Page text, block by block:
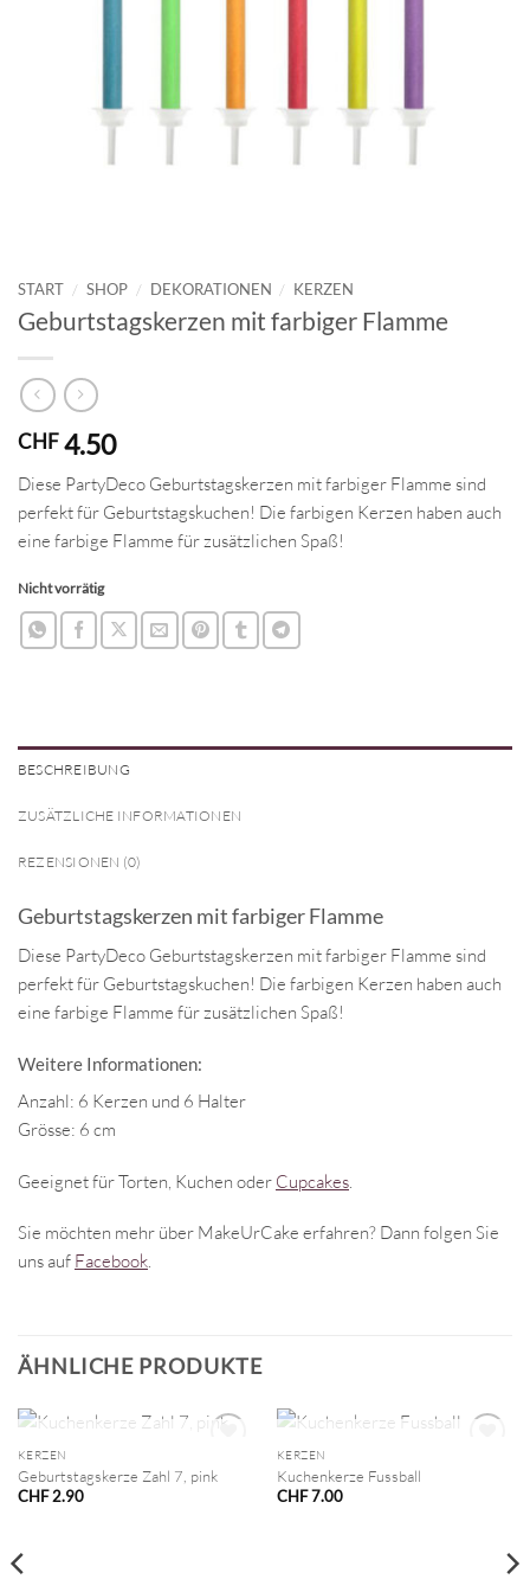
START / SHOP / DEKORATIONEN / KERZEN
Geburtstagskerzen mit farbiger Flamme
CHF4.50
Diese PartyDeco Geburtstagskerzen mit farbiger Flamme sind
perfekt für Geburtstagskuchen! Die farbigen Kerzen haben auch
eine farbige Flamme für zusätzlichen Spaß!
Nicht vorrätig
BESCHREIBUNG
ZUSÄTZLICHE INFORMATIONEN
REZENSIONEN (0)
Geburtstagskerzen mit farbiger Flamme
Diese PartyDeco Geburtstagskerzen mit farbiger Flamme sind
perfekt für Geburtstagskuchen! Die farbigen Kerzen haben auch
eine farbige Flamme für zusätzlichen Spaß!
Weitere Informationen:
Anzahl: 6 Kerzen und 6 Halter
Grösse: 6 cm
Geeignet für Torten, Kuchen oder Cupcakes
Sie möchten mehr über MakeUrCake erfahren? Dann folgen Sie
uns auf Facebook.
ÄHNLICHE PRODUKTE
NICHT VORRÄTIG
KERZEN
Geburtstagskerze Zahl 7, pink
CHF2.90
NICHT VORRÄTIG
KERZEN
Kuchenkerze Fussball
CHF7.00